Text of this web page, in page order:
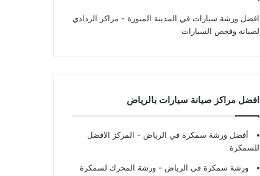
افضل ورشة سيارات في المدينة المنورة - مراكز الردادي
لصيانة وفحص السيارات
افضل مراكز صيانة سيارات بالرياض
أفضل ورشة سمكرة في الرياض - المركز الافضل
للسمكرة
ورشة سمكرة في الرياض - ورشة المحرك لسمكرة